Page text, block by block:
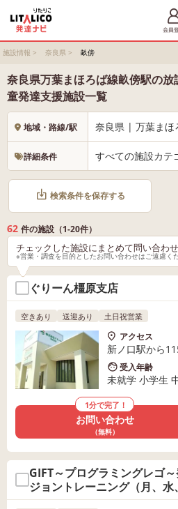
施設情報 > 奈良県 > 畝傍
奈良県万葉まほろば線畝傍駅の
童発達支援施設一覧
地域・路線/駅 奈良県 | 万葉まほ
詳細条件 すべての施設カテ
検索条件を保存する
62 件の施設（1-20件）
チェックした施設にまとめて問い合わせ
※営業・調査を目的としたお問い合わせはご遠慮く
ぐりーん橿原支店
空きあり 送迎あり 土日祝営業
アクセス
新ノ口駅から
受入年齢
未就学 小学生
1分で完了！
お問い合わせ
（無料）
GIFT～プログラミングレゴ
ジョントレーニング（月、水